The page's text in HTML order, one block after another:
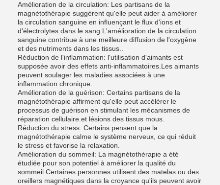
Amélioration de la circulation: Les partisans de la
magnétothérapie suggèrent qu'elle peut aider à améliorer
la circulation sanguine en influençant le flux d'ions et
d'électrolytes dans le sang.L'amélioration de la circulation
sanguine contribue à une meilleure diffusion de l'oxygène
et des nutriments dans les tissus..
Réduction de l'inflammation: l'utilisation d'aimants est
supposée avoir des effets anti-inflammatoires.Les aimants
peuvent soulager les maladies associées à une
inflammation chronique.
Amélioration de la guérison: Certains partisans de la
magnétothérapie affirment qu'elle peut accélérer le
processus de guérison en stimulant les mécanismes de
réparation cellulaire.et lésions des tissus mous.
Réduction du stress: Certains pensent que la
magnétothérapie calme le système nerveux, ce qui réduit
le stress et favorise la relaxation.
Amélioration du sommeil: La magnétothérapie a été
étudiée pour son potentiel à améliorer la qualité du
sommeil.Certaines personnes utilisent des matelas ou des
oreillers magnétiques dans la croyance qu'ils peuvent avoir